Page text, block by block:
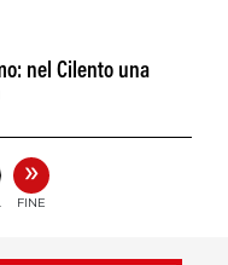
nel Cilento una
»
FINE